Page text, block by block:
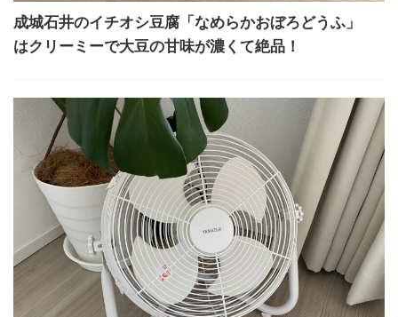
成城石井のイチオシ豆腐「なめらかおぼろどうふ」
はクリーミーで大豆の甘味が濃くて絶品！